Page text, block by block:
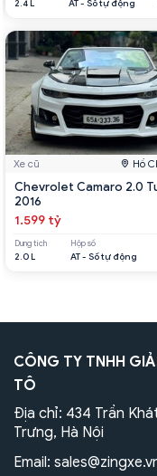
2.4 L AT - Số tự động
Xe cũ Hồ
Chevrolet Camaro 2.0
2016
1.599 tỷ
Dung tích
2.0 L
Hộp số
AT - Số tự động
CÔNG TY TNHH
TÔ
Địa chỉ: 434 Trần
Trưng, Hà Nội
Email: